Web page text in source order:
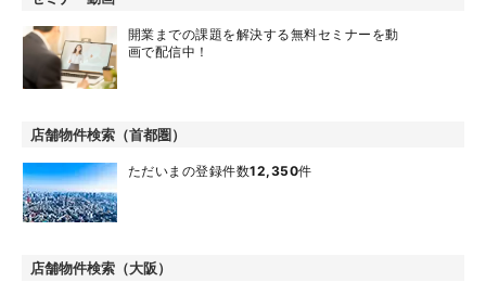
開業までの課題を解決する無料セミナーを動
画で配信中！
店舗物件検索（首都圏）
ただいまの登録件数12,350件
店舗物件検索（大阪）